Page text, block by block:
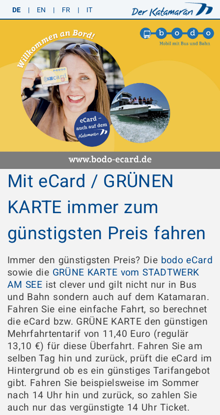
DE | EN | FR | IT
Mit eCard / GRÜNEN
KARTE immer zum
günstigsten Preis fahren
Immer den günstigsten Preis? Die bodo eCard
sowie die GRÜNE KARTE vom STADTWERK
AM SEE ist clever und gilt nicht nur in Bus
und Bahn sondern auch auf dem Katamaran.
Fahren Sie eine einfache Fahrt, so berechnet
die eCard bzw. GRÜNE KARTE den günstigen
Mehrfahrtentarif von 11,40 Euro (regulär
13,10 €) für diese Überfahrt. Fahren Sie am
selben Tag hin und zurück, prüft die eCard im
Hintergrund ob es ein günstiges Tarifangebot
gibt. Fahren Sie beispielsweise im Sommer
nach 14 Uhr hin und zurück, so zahlen Sie
auch nur das vergünstigte 14 Uhr Ticket.